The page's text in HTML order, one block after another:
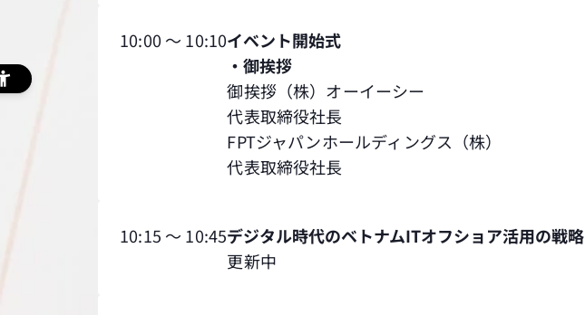
10:00 ～ 10:10イベント開始式
・御挨拶
御挨拶（株）オーイーシー
代表取締役社長
FPTジャパンホールディングス（株）
代表取締役社長
10:15 ～ 10:45デジタル時代のベトナムITオフショア活用の戦略
更新中